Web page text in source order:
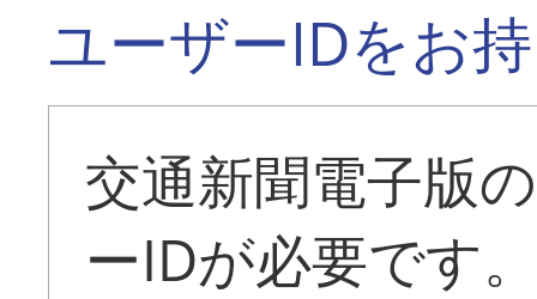
ユーザーIDをお
交通新聞電子版
ーIDが必要です